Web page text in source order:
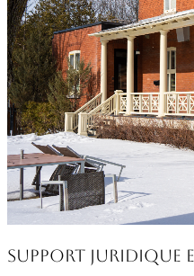
Support Juridique